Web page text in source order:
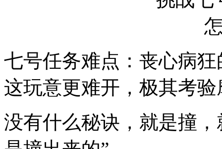
七号任务难点：丧心病狂
这玩意更难开，极其考验
没有什么秘诀，就是撞